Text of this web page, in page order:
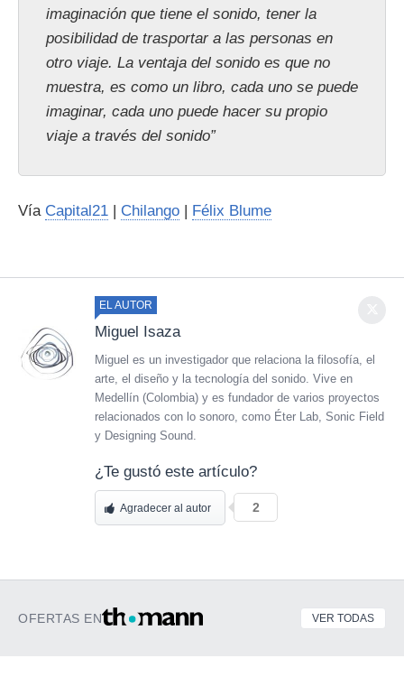
imaginación que tiene el sonido, tener la
posibilidad de trasportar a las personas en
otro viaje. La ventaja del sonido es que no
muestra, es como un libro, cada uno se puede
imaginar, cada uno puede hacer su propio
viaje a través del sonido”
Vía Capital21 Chilango Félix Blume
EL AUTOR
Miguel Isaza
Miguel es un investigador que relaciona la filosofía, el
arte, el diseño y la tecnología del sonido. Vive en
Medellín (Colombia) y es fundador de varios proyectos
relacionados con lo sonoro, como Éter Lab, Sonic Field
y Designing Sound.
¿Te gustó este artículo?
Agradecer al autor 2
OFERTAS EN VER TODAS